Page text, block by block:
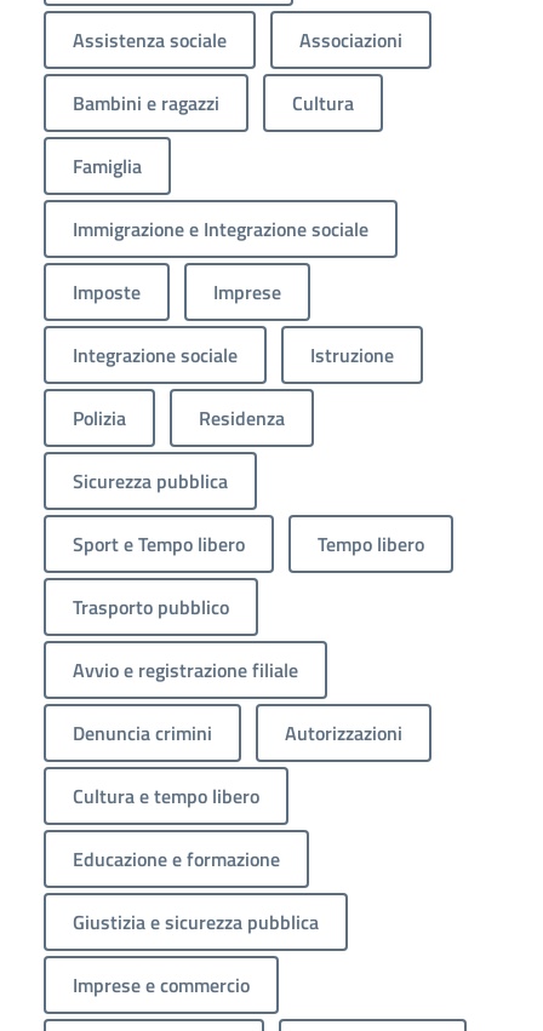
Assistenza sociale Associazioni
Bambini e ragazzi Cultura
Famiglia
Immigrazione e Integrazione sociale
Imposte Imprese
Integrazione sociale Istruzione
Polizia Residenza
Sicurezza pubblica
Sport e Tempo libero Tempo libero
Trasporto pubblico
Avvio e registrazione filiale
Denuncia crimini Autorizzazioni
Cultura e tempo libero
Educazione e formazione
Giustizia e sicurezza pubblica
Imprese e commercio